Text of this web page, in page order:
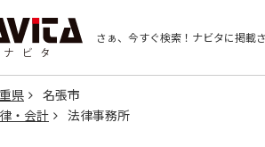
さぁ、今すぐ検索！ ナビタに掲載
県
名張市
・会計 法律事務所